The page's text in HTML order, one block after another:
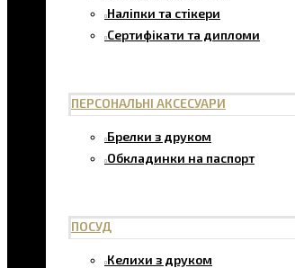
Наліпки та стікери
Сертифікати та дипломи
ПЕРСОНАЛЬНІ АКСЕСУАРИ
Брелки з друком
Обкладинки на паспорт
ПОСУД
Келихи з друком